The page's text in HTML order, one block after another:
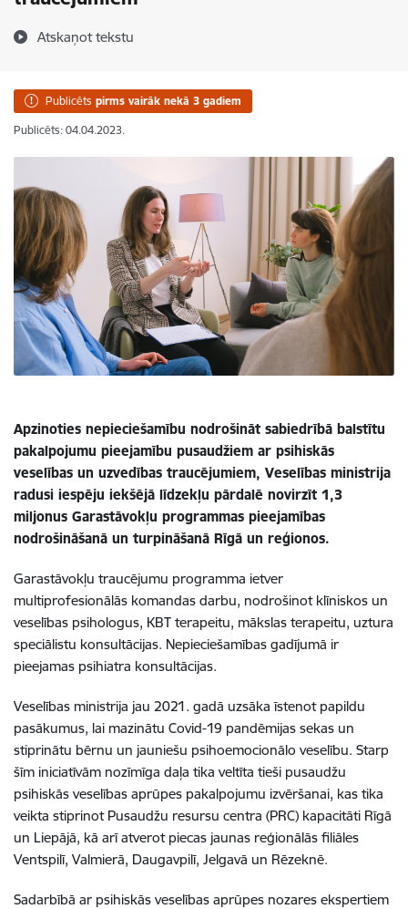
Atskaņot tekstu
Publicēts pirms vairāk nekā 3 gadiem
Publicēts: 04.04.2023.
Apzinoties nepieciešamību nodrošināt sabiedrībā balstītu
pakalpojumu pieejamību pusaudžiem ar psihiskās
veselības un uzvedības traucējumiem, Veselības ministrija
radusi iespēju iekšējā līdzekļu pārdalē novirzīt 1,3
miljonus Garastāvokļu programmas pieejamības
nodrošināšanā un turpināšanā Rīgā un reģionos.
Garastāvokļu traucējumu programma ietver
multiprofesionālās komandas darbu, nodrošinot klīniskos un
veselības psihologus, KBT terapeitu, mākslas terapeitu, uztura
speciālistu konsultācijas. Nepieciešamības gadījumā ir
pieejamas psihiatra konsultācijas.
Veselības ministrija jau 2021. gadā uzsāka īstenot papildu
pasākumus, lai mazinātu Covid-19 pandēmijas sekas un
stiprinātu bērnu un jauniešu psihoemocionālo veselību. Starp
šīm iniciatīvām nozīmīga daļa tika veltīta tieši pusaudžu
psihiskās veselības aprūpes pakalpojumu izvēršanai, kas tika
veikta stiprinot Pusaudžu resursu centra (PRC) kapacitāti Rīgā
un Liepājā, kā arī atverot piecas jaunas reģionālās filiāles
Ventspilī, Valmierā, Daugavpilī, Jelgavā un Rēzeknē.
Sadarbībā ar psihiskās veselības aprūpes nozares ekspertiem